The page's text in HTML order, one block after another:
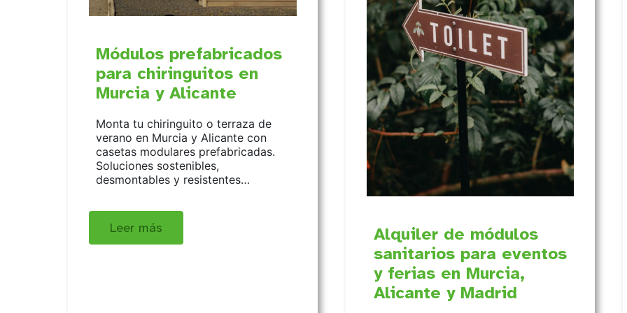
Módulos prefabricados
para chiringuitos en
Murcia y Alicante
Monta tu chiringuito o terraza de
verano en Murcia y Alicante con
casetas modulares prefabricadas.
Soluciones sostenibles,
desmontables y resistentes…
Leer más
Alquiler de módulos
sanitarios para eventos
y ferias en Murcia,
Alicante y Madrid